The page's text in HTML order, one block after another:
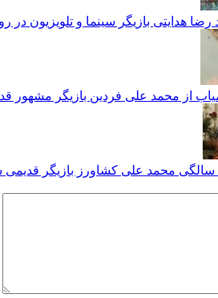
هدایتی بازیگر سینما و تلویزیون در
از محمد علی فردین بازیگر مشهور